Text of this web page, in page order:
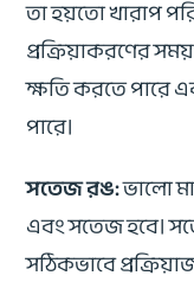
তা হয়তো খারাপ
প্রক্রিয়াকরণের
ক্ষতি করতে পারে
পারে।
সতেজ রঙ:ভালো
এবং সতেজ হবে।
সঠিকভাবে